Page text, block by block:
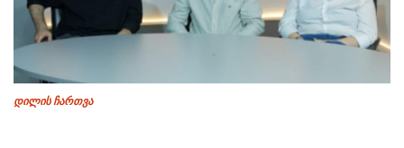
დილის ჩართვა